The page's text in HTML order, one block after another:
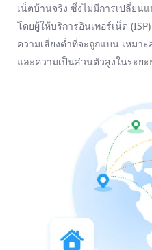
เน็ตบ้านจริง ซึ่งไม่มีการเปลี่ยน
โดยผู้ให้บริการอินเทอร์เน็ต
ความเสี่ยงต่ำที่จะถูกแบน เหมา
และความเป็นส่วนตัวสูงในระยะ